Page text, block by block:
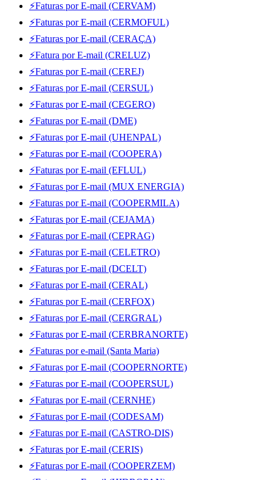
⚡Faturas por E-mail (CERVAM)
⚡Faturas por E-mail (CERMOFUL)
⚡Faturas por E-mail (CERAÇA)
⚡Fatura por E-mail (CRELUZ)
⚡Faturas por E-mail (CEREJ)
⚡Faturas por E-mail (CERSUL)
⚡Faturas por E-mail (CEGERO)
⚡Faturas por E-mail (DME)
⚡Faturas por E-mail (UHENPAL)
⚡Faturas por E-mail (COOPERA)
⚡Faturas por E-mail (EFLUL)
⚡Faturas por E-mail (MUX ENERGIA)
⚡Faturas por E-mail (COOPERMILA)
⚡Faturas por E-mail (CEJAMA)
⚡Faturas por E-mail (CEPRAG)
⚡Faturas por E-mail (CELETRO)
⚡Faturas por E-mail (DCELT)
⚡Faturas por E-mail (CERAL)
⚡Faturas por E-mail (CERFOX)
⚡Faturas por E-mail (CERGRAL)
⚡Faturas por E-mail (CERBRANORTE)
⚡Faturas por e-mail (Santa Maria)
⚡Faturas por E-mail (COOPERNORTE)
⚡Faturas por E-mail (COOPERSUL)
⚡Faturas por E-mail (CERNHE)
⚡Faturas por E-mail (CODESAM)
⚡Faturas por E-mail (CASTRO-DIS)
⚡Faturas por E-mail (CERIS)
⚡Faturas por E-mail (COOPERZEM)